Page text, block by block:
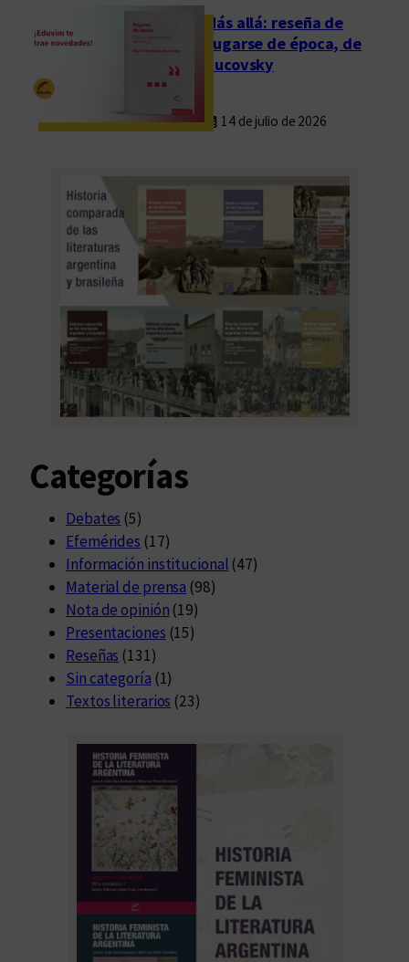
e
Más allá: reseña de
Fugarse de época, de
Rucovsky
14 de julio de 2026
Categorías
Debates (5)
Efemérides (17)
Información institucional (47)
Material de prensa (98)
Nota de opinión (19)
Presentaciones (15)
Reseñas (131)
Sin categoría (1)
Textos literarios (23)